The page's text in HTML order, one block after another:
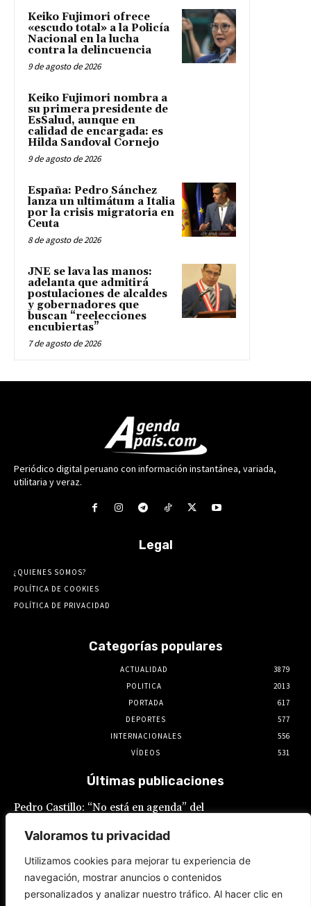
Valoramos tu privacidad
Utilizamos cookies para mejorar tu experiencia de
navegación, mostrar anuncios o contenidos
personalizados y analizar nuestro tráfico. Al hacer clic en
Keiko Fujimori ofrece
«escudo total» a la Policía
Nacional en la lucha
contra la delincuencia
9 de agosto de 2026
Keiko Fujimori nombra a
su primera presidente de
EsSalud, aunque en
calidad de encargada: es
Hilda Sandoval Cornejo
9 de agosto de 2026
España: Pedro Sánchez
lanza un ultimátum a Italia
por la crisis migratoria en
Ceuta
8 de agosto de 2026
JNE se lava las manos:
adelanta que admitirá
postulaciones de alcaldes
y gobernadores que
buscan “reelecciones
encubiertas”
7 de agosto de 2026
Periódico digital peruano con información instantánea, variada,
utilitaria y veraz.
Legal
¿QUIENES SOMOS?
POLÍTICA DE COOKIES
POLÍTICA DE PRIVACIDAD
Categorías populares
ACTUALIDAD
3879
POLITICA
2013
PORTADA
617
DEPORTES
577
INTERNACIONALES
556
VÍDEOS
531
Últimas publicaciones
Pedro Castillo: “No está en agenda” del
Luis Galarreta
Keiko Fujimori ofrece «escudo total» a la
Policía Nacional en la lucha contra la